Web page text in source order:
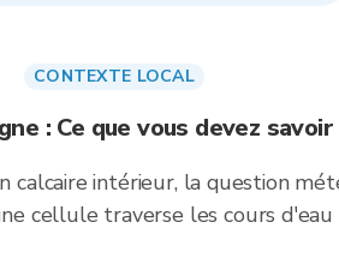
CONTEXTE LOCAL
: Ce que vous devez savoir
intérieur, la question
cellule traverse les cours d'eau